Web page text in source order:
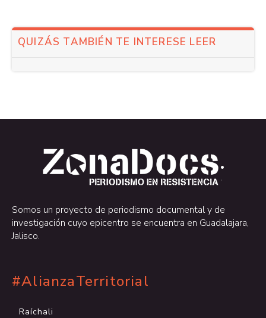
QUIZÁS TAMBIÉN TE INTERESE LEER
.
.
Somos un proyecto de periodismo documental y de
investigación cuyo epicentro se encuentra en Guadalajara,
Jalisco.
#AlianzaTerritorial
Raíchali